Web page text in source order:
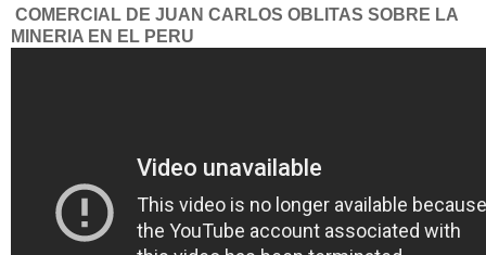
COMERCIAL DE JUAN CARLOS OBLITAS SOBRE LA
MINERIA EN EL PERU